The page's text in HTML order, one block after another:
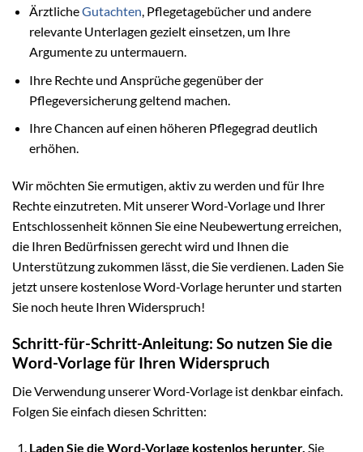
ÄrztlicheGutachten, Pflegetagebücher und andere
relevante Unterlagen gezielt einsetzen, um Ihre
Argumente zu untermauern.
Ihre Rechte und Ansprüche gegenüber der
Pflegeversicherung geltend machen.
Ihre Chancen auf einen höheren Pflegegrad deutlich
erhöhen.
Wir möchten Sie ermutigen, aktiv zu werden und für Ihre
Rechte einzutreten. Mit unserer Word-Vorlage und Ihrer
Entschlossenheit können Sie eine Neubewertung erreichen,
die Ihren Bedürfnissen gerecht wird und Ihnen die
Unterstützung zukommen lässt, die Sie verdienen. Laden Sie
jetzt unsere kostenlose Word-Vorlage herunter und starten
Sie noch heute Ihren Widerspruch!
Schritt-für-Schritt-Anleitung: So nutzen Sie die
Word-Vorlage für Ihren Widerspruch
Die Verwendung unserer Word-Vorlage ist denkbar einfach.
Folgen Sie einfach diesen Schritten:
Laden Sie die Word-Vorlage kostenlos herunter. Sie